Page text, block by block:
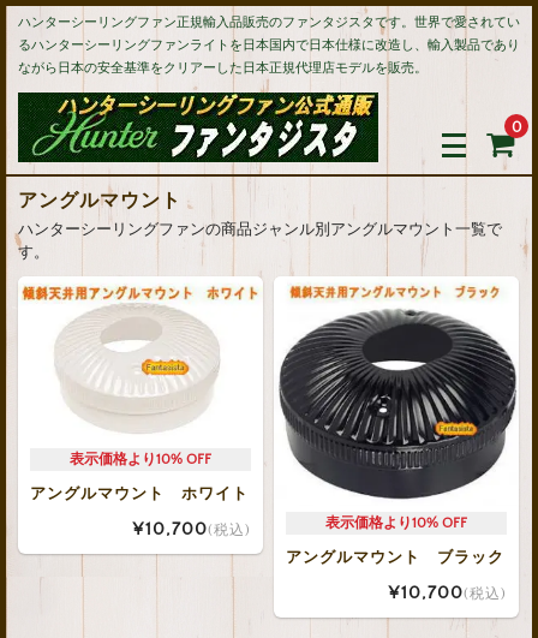
ハンターシーリングファン正規輸入品販売のファンタジスタです。世界で愛されてい
るハンターシーリングファンライトを日本国内で日本仕様に改造し、輸入製品であり
ながら日本の安全基準をクリアーした日本正規代理店モデルを販売。
0
アングルマウント
ハンターシーリングファンの商品ジャンル別アングルマウント一覧で
す。
アングルマウント ホワイト
¥10,700(税込)
アングルマウント ブラック
¥10,700(税込)